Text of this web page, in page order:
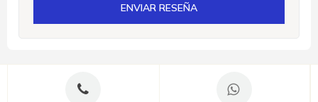
ENVIAR RESEÑA